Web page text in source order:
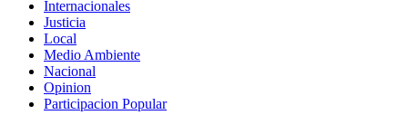
Internacionales
Justicia
Local
Medio Ambiente
Nacional
Opinion
Participacion Popular